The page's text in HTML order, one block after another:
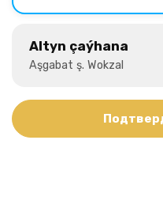
Altyn çaýhana
Aşgabat ş. Wokzal